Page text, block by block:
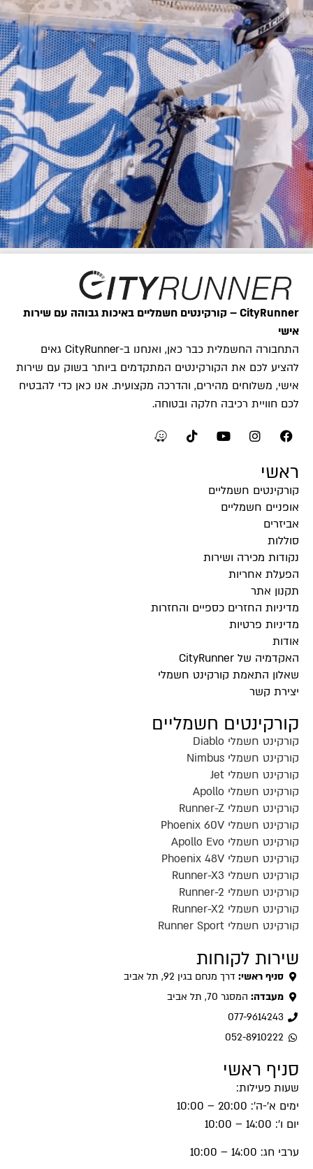
CityRunner – קורקינטים חשמליים באיכות גבוהה עם שירות
אישי
התחבורה החשמלית כבר כאן, ואנחנו ב-CityRunner גאים
להציע לכם את הקורקינטים המתקדמים ביותר בשוק עם שירות
אישי, משלוחים מהירים, והדרכה מקצועית. אנו כאן כדי להבטיח
לכם חוויית רכיבה חלקה ובטוחה.
ראשי
קורקינטים חשמליים
אופניים חשמליים
אביזרים
סוללות
נקודות מכירה ושירות
הפעלת אחריות
תקנון אתר
מדיניות החזרים כספיים והחזרות
מדיניות פרטיות
אודות
האקדמיה של CityRunner
שאלון התאמת קורקינט חשמלי
יצירת קשר
קורקינטים חשמליים
קורקינט חשמלי Diablo
קורקינט חשמלי Nimbus
קורקינט חשמלי Jet
קורקינט חשמלי Apollo
קורקינט חשמלי Runner-Z
קורקינט חשמלי Phoenix 60V
קורקינט חשמלי Apollo Evo
קורקינט חשמלי Phoenix 48V
קורקינט חשמלי Runner-X3
קורקינט חשמלי Runner-2
קורקינט חשמלי Runner-X2
קורקינט חשמלי Runner Sport
שירות לקוחות
סניף ראשי: דרך מנחם בגין 92, תל אביב
מעבדה: המסגר 70, תל אביב
077-9614243
052-8910222
סניף ראשי
שעות פעילות:
ימים א'-ה': 20:00 – 10:00
יום ו': 14:00 – 10:00
ערבי חג: 14:00 – 10:00